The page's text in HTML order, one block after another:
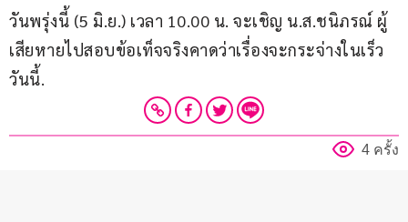
วันพรุ่งนี้ (5 มิ.ย.) เวลา 10.00 น. จะเชิญ น.ส.ชนิภรณ์ ผู้
เสียหายไปสอบข้อเท็จจริงคาดว่าเรื่องจะกระจ่างในเร็ว
วันนี้.
4 ครั้ง